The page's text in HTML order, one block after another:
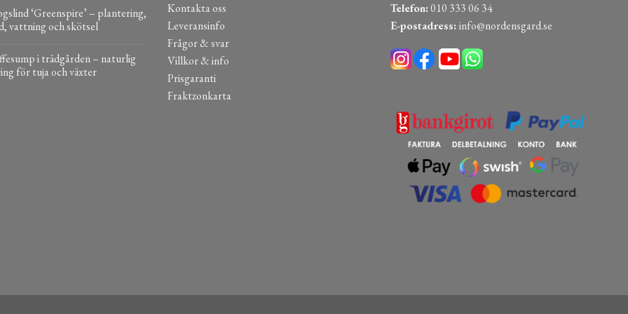
‘Greenspire’ – plantering,
vattning och skötsel
i trädgården – naturlig
för tuja och växter
Kontakta oss
Leveransinfo
Frågor & svar
Villkor & info
Prisgaranti
Fraktzonkarta
Telefon:010 333 06 34
E-postadress: info@nordensgard.se